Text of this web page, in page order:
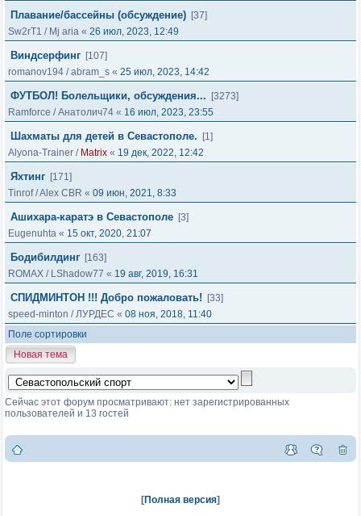
Плавание/бассейны (обсуждение) [37]
Sw2rT1 / Mj aria « 26 июл, 2023, 12:49
Виндсерфинг [107]
romanov194 /abram_s « 25 июл, 2023, 14:42
ФУТБОЛ! Болельщики, обсуждения...
[3273]
Ramforce /Анатолич74 « 16 июл, 2023, 23:55
Шахматы для детей в Севастополе.
[1]
Alyona-Trainer / Matrix « 19 дек, 2022, 12:42
Яхтинг [171]
Tinrof/Alex CBR « 09 июн, 2021, 8:33
Ашихара-каратэ в Севастополе [3]
Eugenuhta « 15 окт, 2020, 21:07
Бодибилдинг [163]
ROMAX / LShadow77 « 19 авг, 2019, 16:31
СПИДМИНТОН !!! Добро пожаловать!
[33]
speed-minton /ЛУРДЕС « 08 ноя, 2018, 11:40
Поле сортировки
Новая тема
Сейчас этот форум просматривают: нет зарегистрированных
пользователей и 13 гостей
[Полная версия]